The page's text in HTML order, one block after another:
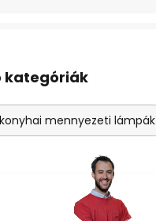
kategóriák
mennyezeti lámpák